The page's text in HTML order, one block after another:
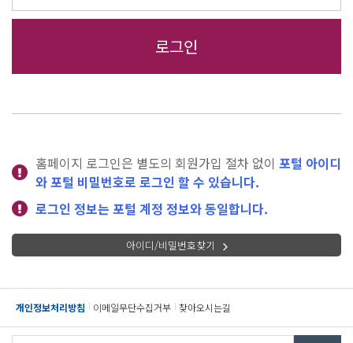
홈페이지 로그인은 별도의 회원가입 절차 없이 포털 아이디
와 포털 비밀번호로 로그인 할 수 있습니다.
로그인 정보는 포털 계정 정보와 동일합니다.
아이디/비밀번호찾기
개인정보처리방침 이메일무단수집거부 찾아오시는길